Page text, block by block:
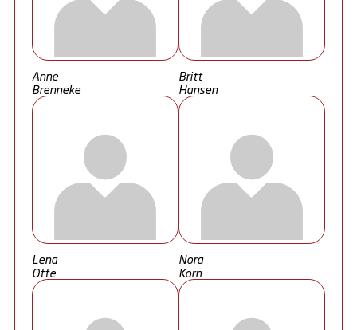
Anne
Brenneke
Britt
Hansen
Lena
Otte
Nora
Korn